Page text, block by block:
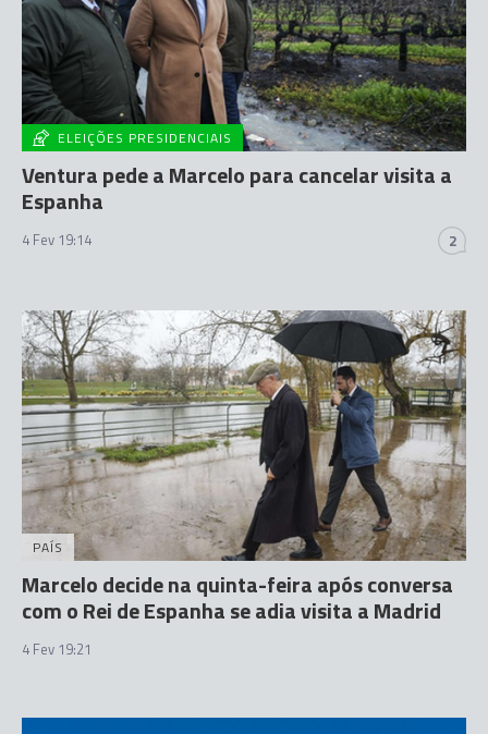
ELEIÇÕES PRESIDENCIAIS
Ventura pede a Marcelo para cancelar visita a
Espanha
4 Fev 19:14 2
PAÍS
Marcelo decide na quinta-feira após conversa
com o Rei de Espanha se adia visita a Madrid
4 Fev 19:21